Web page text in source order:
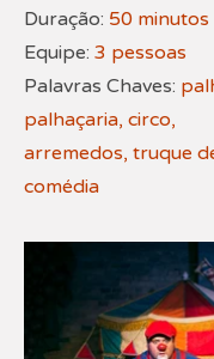
Duração: 50 minutos
Equipe: 3 pessoas
Palavras Chaves:
palhaçaria, circo,
arremedos, truque
comédia